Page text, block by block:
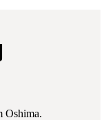
Oshima.